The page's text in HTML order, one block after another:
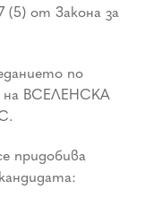
(5) от Закона за
по
на ВСЕЛЕНСКА
придобива